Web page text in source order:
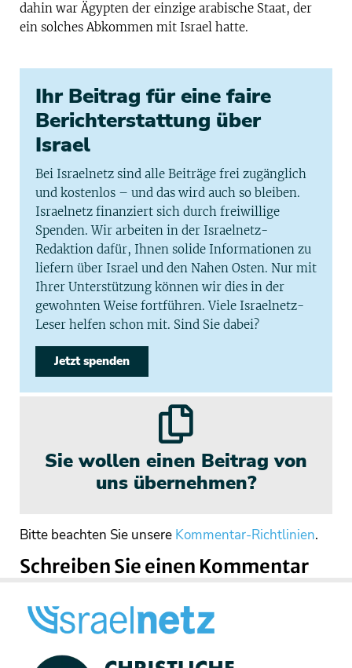
dahin war Ägypten der einzige arabische Staat, der
ein solches Abkommen mit Israel hatte.
Ihr Beitrag für eine faire
Berichterstattung über
Israel
Bei Israelnetz sind alle Beiträge frei zugänglich
und kostenlos – und das wird auch so bleiben.
Israelnetz finanziert sich durch freiwillige
Spenden. Wir arbeiten in der Israelnetz-
Redaktion dafür, Ihnen solide Informationen zu
liefern über Israel und den Nahen Osten. Nur mit
Ihrer Unterstützung können wir dies in der
gewohnten Weise fortführen. Viele Israelnetz-
Leser helfen schon mit. Sind Sie dabei?
Jetzt spenden
Sie wollen einen Beitrag von
uns übernehmen?
Bitte beachten Sie unsere Kommentar-Richtlinien.
Schreiben Sie einen Kommentar